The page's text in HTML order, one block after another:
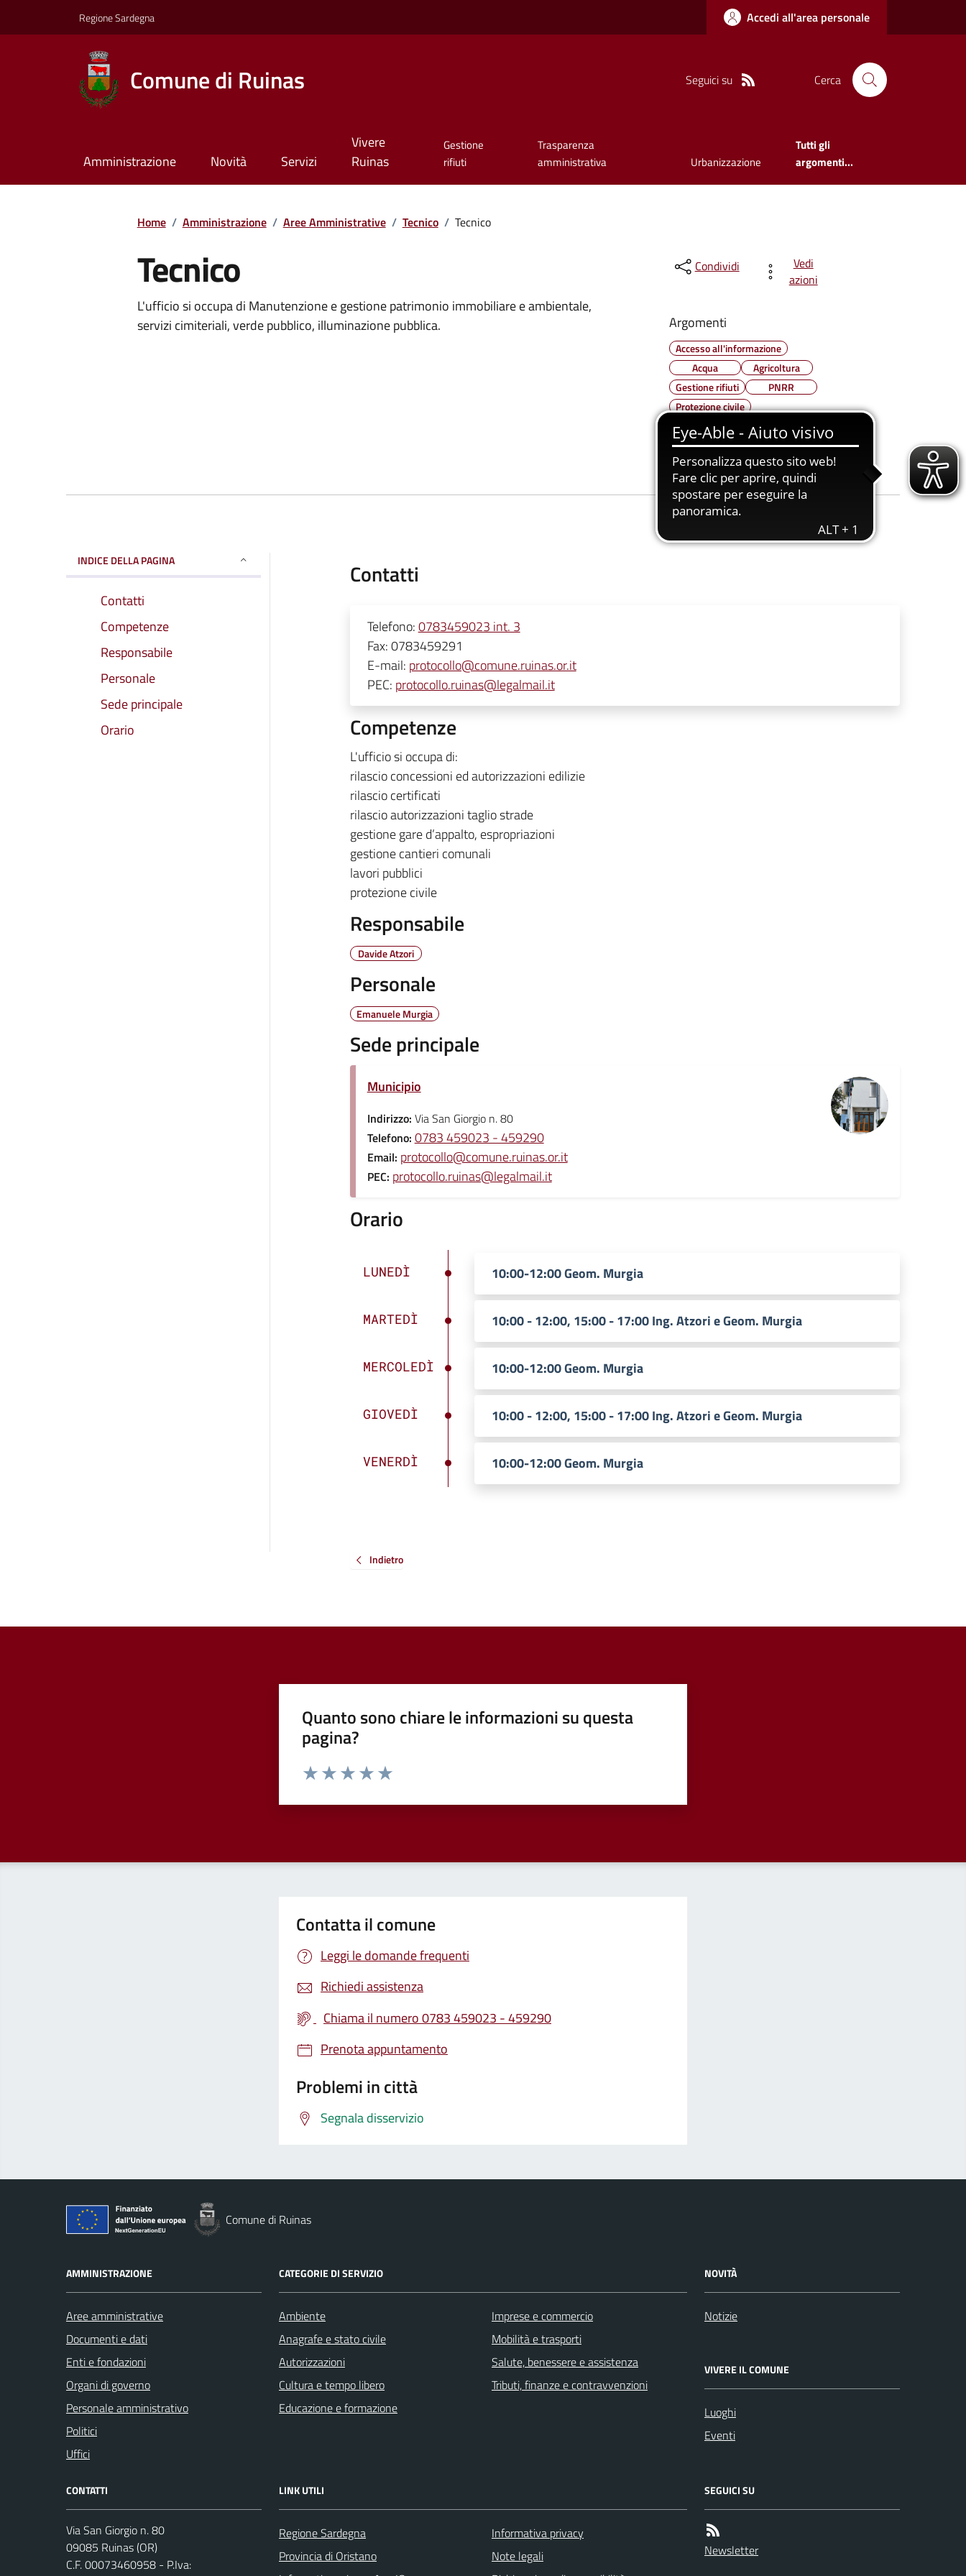
Regione Sardegna Accedi all'area personale
Comune di Ruinas Seguici su Cerca
Amministrazione Novità Servizi
Vivere
Ruinas
Gestione
rifiuti
Trasparenza
amministrativa
Urbanizzazione
Tutti gli
argomenti...
Home / Amministrazione / Aree Amministrative / Tecnico / Tecnico
Tecnico
L'ufficio si occupa di Manutenzione e gestione patrimonio immobiliare e ambientale,
servizi cimiteriali, verde pubblico, illuminazione pubblica.
Condividi
Vedi
azioni
Argomenti
Accesso all'informazione
Acqua
Agricoltura
Gestione rifiuti
PNRR
Protezione civile
Risposta alle emergenze
Spazio Verde
Urbanizzazione
INDICE DELLA PAGINA
Contatti
Competenze
Responsabile
Personale
Sede principale
Orario
Contatti
Telefono:0783459023 int. 3
Fax:0783459291
E-mail: protocollo@comune.ruinas.or.it
PEC: protocollo.ruinas@legalmail.it
Competenze
L'ufficio si occupa di:
rilascio concessioni ed autorizzazioni edilizie
rilascio certificati
rilascio autorizzazioni taglio strade
gestione gare d’appalto, espropriazioni
gestione cantieri comunali
lavori pubblici
protezione civile
Responsabile
Davide Atzori
Personale
Emanuele Murgia
Sede principale
Municipio
Indirizzo: Via San Giorgio n. 80
Telefono: 0783 459023 - 459290
Email: protocollo@comune.ruinas.or.it
PEC: protocollo.ruinas@legalmail.it
Orario
LUNEDÌ 10:00-12:00 Geom. Murgia
MARTEDÌ 10:00 - 12:00, 15:00 - 17:00 Ing. Atzori e Geom. Murgia
MERCOLEDÌ 10:00-12:00 Geom. Murgia
GIOVEDÌ 10:00 - 12:00, 15:00 - 17:00 Ing. Atzori e Geom. Murgia
VENERDÌ 10:00-12:00 Geom. Murgia
Indietro
Quanto sono chiare le informazioni su questa
pagina?
Valuta da 1 a 5 stelle la pagina
Contatta il comune
Leggi le domande frequenti
Richiedi assistenza
Chiama il numero 0783 459023 - 459290
Prenota appuntamento
Problemi in città
Segnala disservizio
Comune di Ruinas
AMMINISTRAZIONE
Aree amministrative
Documenti e dati
Enti e fondazioni
Organi di governo
Personale amministrativo
Politici
Uffici
CATEGORIE DI SERVIZIO
Ambiente
Anagrafe e stato civile
Autorizzazioni
Cultura e tempo libero
Educazione e formazione
Imprese e commercio
Mobilità e trasporti
Salute, benessere e assistenza
Tributi, finanze e contravvenzioni
NOVITÀ
Notizie
VIVERE IL COMUNE
Luoghi
Eventi
CONTATTI
Via San Giorgio n. 80
09085 Ruinas (OR)
C.F. 00073460958 - P.Iva:
LINK UTILI
Regione Sardegna
Provincia di Oristano
Informativa privacy
Note legali
SEGUICI SU
Newsletter